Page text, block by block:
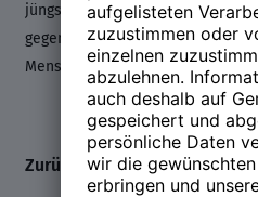
jüngstes Buch „Der Mensch als
gegenwärtigen Polykrise anhand
Mensch, Tier und Umwelt.
Zurück zum Line-up